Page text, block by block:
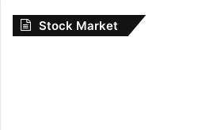
Stock Market